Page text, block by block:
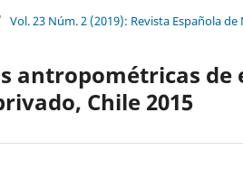
Vol. 23 Núm. 2 (2019): Revista Española
antropométricas de
Chile 2015